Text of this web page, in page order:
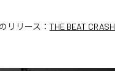
リリース： THE BEAT CRASH